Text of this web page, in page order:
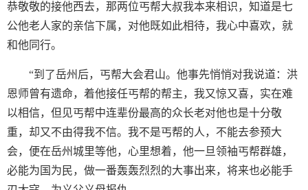
恭敬敬的接他西去，那两位丐帮大叔我本来相识，知道是七
公他老人家的亲信下属，对他既如此相待，我心中喜欢，就
和他同行。
“到了岳州后，丐帮大会君山。他事先悄悄对我说道：洪
恩师曾有遗命，着他接任丐帮的帮主，我又惊又喜，实在难
以相信，但见丐帮中连辈份最高的众长老对他也是十分敬
重，却又不由得我不信。我不是丐帮的人，不能去参预大
会，便在岳州城里等他，心里想着，他一旦领袖丐帮群雄，
必能为国为民，做一番轰轰烈烈的大事出来，将来也必能手